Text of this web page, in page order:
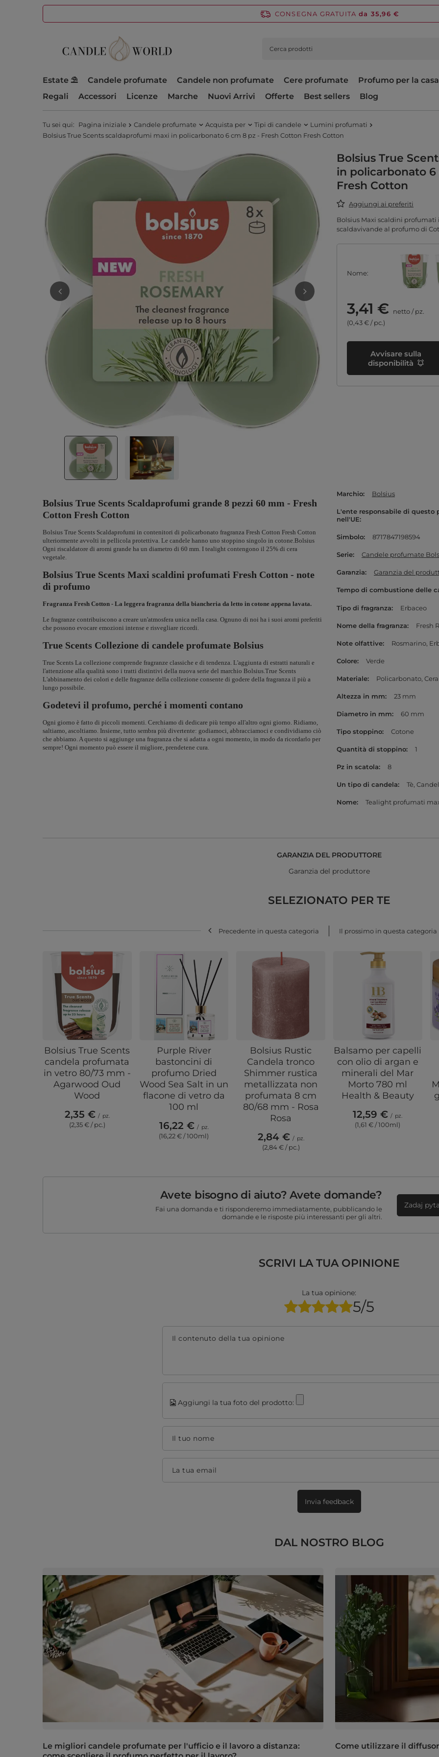
CONSEGNA GRATUITA da 35,96 €
Estate ⛱️ Candele profumate Candele non profumate Cere profumate Profumo per la casa
Regali
Accessori Licenze Marche Nuovi Arrivi Offerte Best sellers Blog
Tu sei qui: Pagina iniziale Candele profumate Acquista per Tipi di candele
Lumini profumati
Bolsius True Scents scaldaprofumi maxi in policarbonato 6 cm 8 pz - Fresh Cotton Fresh Cotton
Bolsius True
in policarbonato
Fresh Cotton
Aggiungi ai preferiti
Bolsius Maxi scaldini
scaldavivande al profumo di
Nome
3,41 € netto/pz.
(0,43 € / pc.)
Avvisare sulla
disponibilità
Bolsius True Scents Scaldaprofumi grande 8 pezzi 60 mm - Fresh
Cotton Fresh Cotton
Bolsius True Scents Scaldaprofumi in contenitori di policarbonato fragranza Fresh Cotton Fresh Cotton
ulteriormente avvolti in pellicola protettiva. Le candele hanno uno stoppino singolo in cotone.Bolsius
Ogni riscaldatore di aromi grande ha un diametro di 60 mm. I tealight contengono il 25% di cera
vegetale.
Bolsius True Scents Maxi scaldini profumati Fresh Cotton - note
di profumo
Fragranza Fresh Cotton - La leggera fragranza della biancheria da letto in cotone appena lavata.
Le fragranze contribuiscono a creare un'atmosfera unica nella casa. Ognuno di noi ha i suoi aromi preferiti
che possono evocare emozioni intense e risvegliare ricordi.
True Scents Collezione di candele profumate Bolsius
True Scents La collezione comprende fragranze classiche e di tendenza. L'aggiunta di estratti naturali e
l'attenzione alla qualità sono i tratti distintivi della nuova serie del marchio Bolsius.True Scents
L'abbinamento dei colori e delle fragranze della collezione consente di godere della fragranza il più a
lungo possibile.
Godetevi il profumo, perché i momenti contano
Ogni giorno è fatto di piccoli momenti. Cerchiamo di dedicare più tempo all'altro ogni giorno. Ridiamo,
saltiamo, ascoltiamo. Insieme, tutto sembra più divertente: godiamoci, abbracciamoci e condividiamo ciò
che abbiamo. A questo si aggiunge una fragranza che si adatta a ogni momento, in modo da ricordarlo per
sempre! Ogni momento può essere il migliore, prendetene cura.
Marchio Bolsius
L'ente responsabile di questo
nell'UE
Simbolo 8717847198594
Serie Candele profumate
Garanzia Garanzia del
Tempo di combustione delle
Tipo di fragranza Erbaceo
Nome della fragranza Fresh
Note olfattive Rosmarino
Colore Verde
Materiale Policarbonato
Altezza in mm 23 mm
Diametro in mm 60 mm
Tipo stoppino Cotone
Quantità di stoppino 1
Pz in scatola 8
Un tipo di candela Tè
Nome Tealight profumati
GARANZIA DEL PRODUTTORE
Garanzia del produttore
SELEZIONATO PER TE
Precedente in questa categoria Il prossimo in questa categoria
Bolsius True Scents
candela profumata
in vetro 80/73 mm -
Agarwood Oud
Wood
2,35 € / pz.
(2,35 € / pc.)
Purple River
bastoncini di
profumo Dried
Wood Sea Salt in un
flacone di vetro da
100 ml
16,22 € / pz.
(16,22 € / 100ml)
Bolsius Rustic
Candela tronco
Shimmer rustica
metallizzata non
profumata 8 cm
80/68 mm - Rosa
Rosa
2,84 € / pz.
(2,84 € / pc.)
Balsamo per capelli
con olio di argan e
minerali del Mar
Morto 780 ml
Health & Beauty
12,59 € / pz.
(1,61 € / 100ml)
Avete bisogno di aiuto? Avete domande?
Fai una domanda e ti risponderemo immediatamente, pubblicando le
domande e le risposte più interessanti per gli altri.
Zadaj
SCRIVI LA TUA OPINIONE
La tua opinione:
5/5
Il contenuto della tua opinione
Aggiungi la tua foto del prodotto:
Il tuo nome
La tua email
Invia feedback
DAL NOSTRO BLOG
Le migliori candele profumate per l'ufficio e il lavoro a distanza:
Come utilizzare il